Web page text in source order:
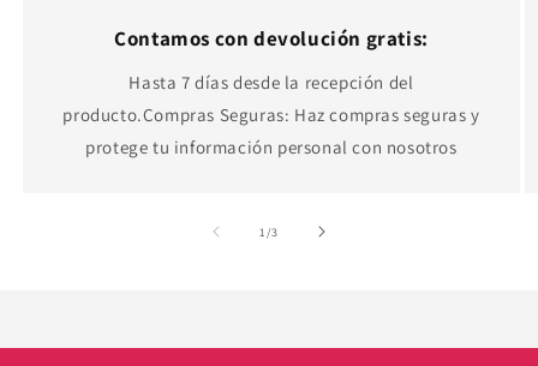
Contamos con devolución gratis:
Hasta 7 días desde la recepción del
producto.Compras Seguras: Haz compras seguras y
protege tu información personal con nosotros
1 /de
3